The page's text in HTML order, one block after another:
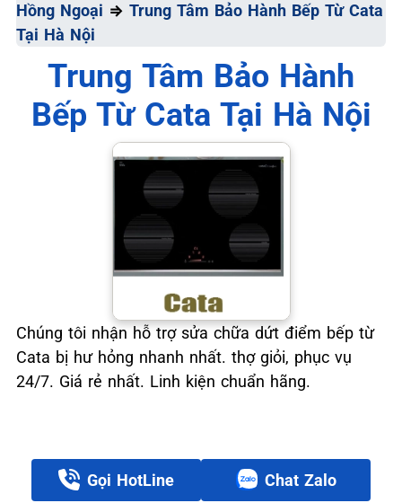
📞 09.663.898.33
Hồng Ngoại ⇒ Trung Tâm Bảo Hành Bếp Từ Cata
Tại Hà Nội
Trung Tâm Bảo Hành
Bếp Từ Cata Tại Hà Nội
Chúng tôi nhận hỗ trợ sửa chữa dứt điểm bếp từ
Cata bị hư hỏng nhanh nhất. thợ giỏi, phục vụ
24/7. Giá rẻ nhất. Linh kiện chuẩn hãng.
Gọi HotLine Chat Zalo